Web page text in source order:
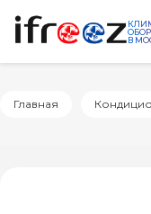
В
Главная